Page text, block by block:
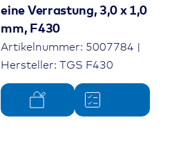
eine Verrastung, 3,0 x 1,0
mm, F430
Artikelnummer: 5007784 |
Hersteller: TGS F430